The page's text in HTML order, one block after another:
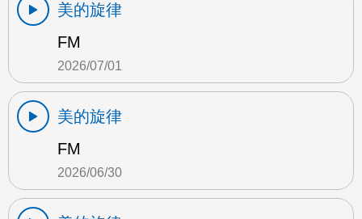
美的旋律
FM
2026/07/01
美的旋律
FM
2026/06/30